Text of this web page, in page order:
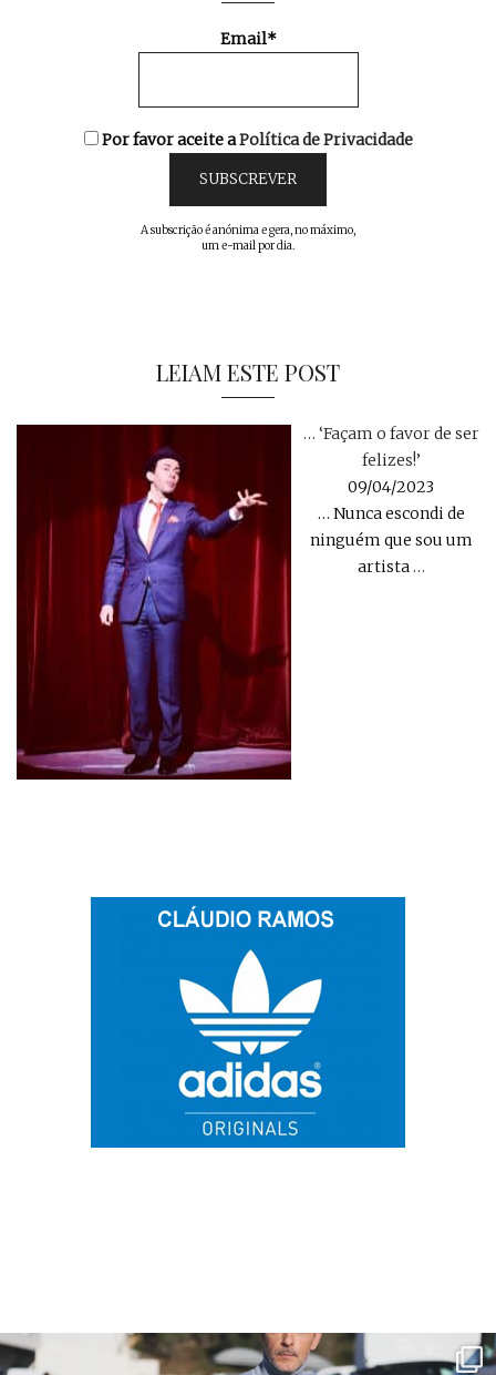
Email*
Por favor aceite aPolítica de Privacidade
A subscrição é anónima e gera, no máximo,
um e-mail por dia.
LEIAM ESTE POST
… ‘Façam o favor de ser
felizes!’
09/04/2023
… Nunca escondi de
ninguém que sou um
artista…